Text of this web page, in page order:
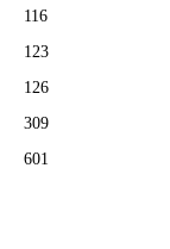
116
123
126
309
601